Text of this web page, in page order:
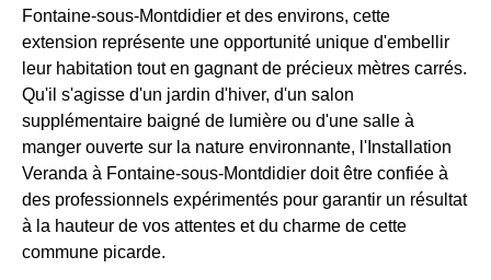
Fontaine-sous-Montdidier et des environs, cette
extension représente une opportunité unique d'embellir
leur habitation tout en gagnant de précieux mètres carrés.
Qu'il s'agisse d'un jardin d'hiver, d'un salon
supplémentaire baigné de lumière ou d'une salle à
manger ouverte sur la nature environnante, l'Installation
Veranda à Fontaine-sous-Montdidier doit être confiée à
des professionnels expérimentés pour garantir un résultat
à la hauteur de vos attentes et du charme de cette
commune picarde.